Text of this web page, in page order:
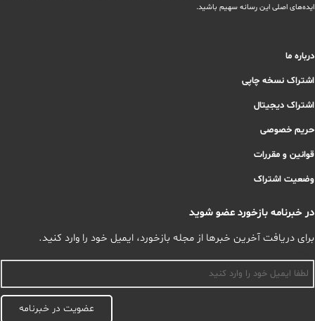
ایده‌های اصلی این رسانه سهیم باشید.
درباره ما
اشتراک نسخه چاپی
اشتراک دیجیتال
حریم خصوصی
قوانین و مقررات
وضعیت اشتراک
در خبرنامه بازخورد عضو شوید
برای دریافت آخرین خبرها از مجله بازخورد، ایمیل خود را وارد کنید.
عضویت در خبرنامه